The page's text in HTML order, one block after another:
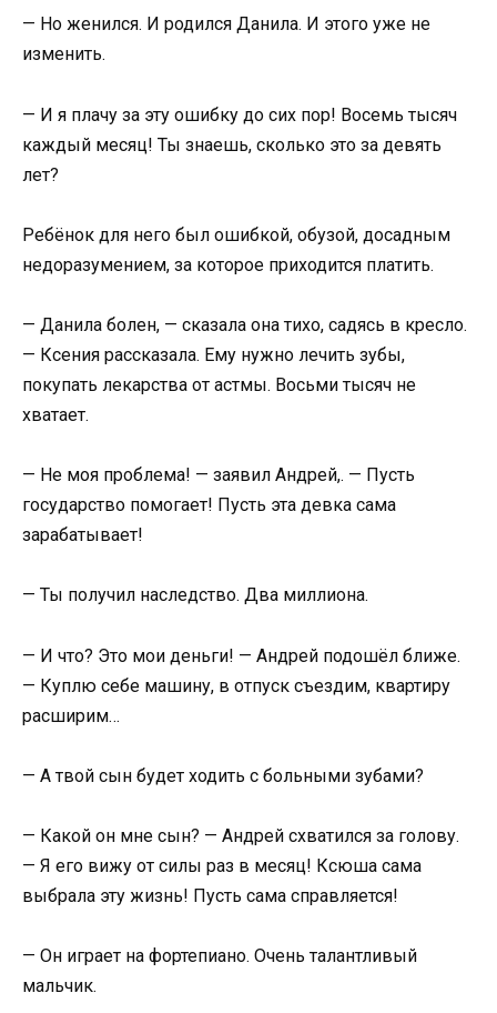
— Но женился. И родился Данила. И этого уже не
изменить.
— И я плачу за эту ошибку до сих пор! Восемь тысяч
каждый месяц! Ты знаешь, сколько это за девять
лет?
Ребёнок для него был ошибкой, обузой, досадным
недоразумением, за которое приходится платить.
— Данила болен, — сказала она тихо, садясь в кресло.
— Ксения рассказала. Ему нужно лечить зубы,
покупать лекарства от астмы. Восьми тысяч не
хватает.
— Не моя проблема! — заявил Андрей,. — Пусть
государство помогает! Пусть эта девка сама
зарабатывает!
— Ты получил наследство. Два миллиона.
— И что? Это мои деньги! — Андрей подошёл ближе.
— Куплю себе машину, в отпуск съездим, квартиру
расширим…
— А твой сын будет ходить с больными зубами?
— Какой он мне сын? — Андрей схватился за голову.
— Я его вижу от силы раз в месяц! Ксюша сама
выбрала эту жизнь! Пусть сама справляется!
— Он играет на фортепиано. Очень талантливый
мальчик.